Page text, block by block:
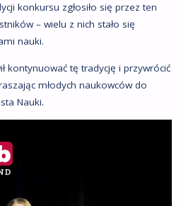
konkursu zgłosiło się przez ten
– wielu z nich stało się
nauki.
kontynuować tę tradycję i przywrócić
młodych naukowców do
Nauki.